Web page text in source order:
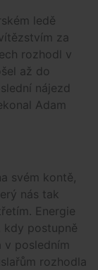
ledě
za
rozhodl v
až do
nájezd
Adam
svém kontě,
nás tak
Energie
kdy postupně
v posledním
rozhodla